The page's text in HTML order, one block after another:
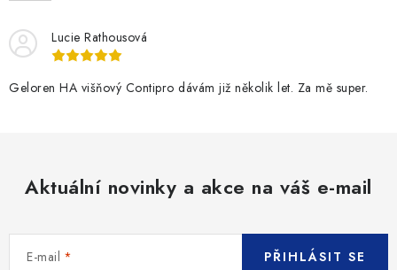
Lucie Rathousová
Geloren HA višňový Contipro dávám již několik let. Za mě super.
Aktuální novinky a akce na váš e-mail
E-mail PŘIHLÁSIT SE